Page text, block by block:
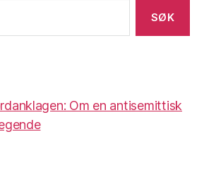
Om en antisemittisk